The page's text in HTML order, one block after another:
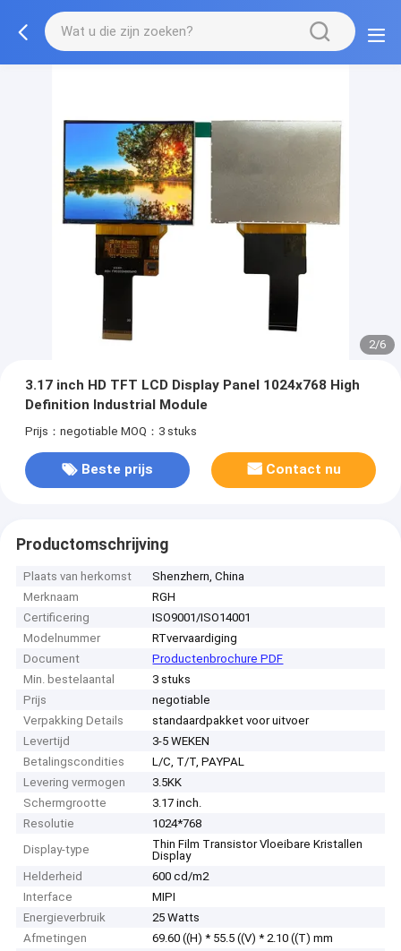
2/6
3.17 inch HD TFT LCD Display Panel 1024x768 High
Definition Industrial Module
Prijs：negotiable MOQ：3 stuks
Beste prijs Contact nu
Productomschrijving
Plaats van herkomst
Shenzhern, China
Merknaam
RGH
Certificering
ISO9001/ISO14001
Modelnummer
RTvervaardiging
Document
Productenbrochure PDF
Min. bestelaantal
3 stuks
Prijs
negotiable
Verpakking Details
standaardpakket voor uitvoer
Levertijd
3-5 WEKEN
Betalingscondities
L/C, T/T, PAYPAL
Levering vermogen
3.5KK
Schermgrootte
3.17 inch.
Resolutie
1024*768
Display-type
Thin Film Transistor Vloeibare Kristallen
Display
Helderheid
600 cd/m2
Interface
MIPI
Energieverbruik
25 Watts
Afmetingen
69.60 ((H) * 55.5 ((V) * 2.10 ((T) mm